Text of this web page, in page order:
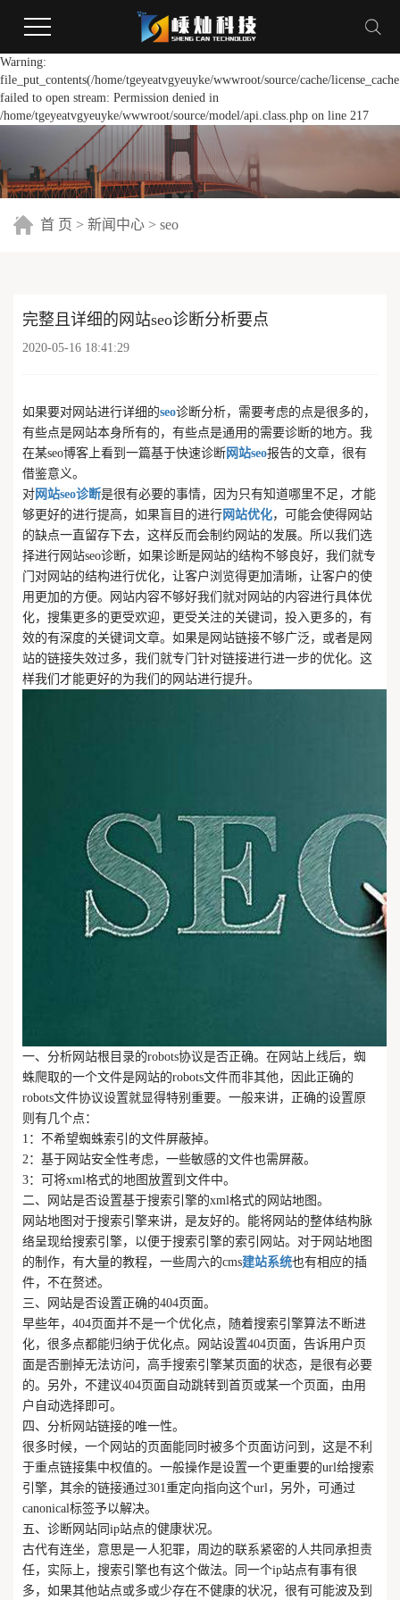
Warning:
file_put_contents(/home/tgeyeatvgyeuyke/wwwroot/source/cache/
failed to open stream: Permission denied in
/home/tgeyeatvgyeuyke/wwwroot/source/model/api.class.php on line 217
首 页 > 新闻中心 > seo
完整且详细的网站seo诊断分析要点
2020-05-16 18:41:29
如果要对网站进行详细的seo诊断分析，需要考虑的点是很多的，
有些点是网站本身所有的，有些点是通用的需要诊断的地方。我
在某seo博客上看到一篇基于快速诊断网站seo报告的文章，很有
借鉴意义。
对网站seo诊断是很有必要的事情，因为只有知道哪里不足，才能
够更好的进行提高，如果盲目的进行网站优化，可能会使得网站
的缺点一直留存下去，这样反而会制约网站的发展。所以我们选
择进行网站seo诊断，如果诊断是网站的结构不够良好，我们就专
门对网站的结构进行优化，让客户浏览得更加清晰，让客户的使
用更加的方便。网站内容不够好我们就对网站的内容进行具体优
化，搜集更多的更受欢迎，更受关注的关键词，投入更多的，有
效的有深度的关键词文章。如果是网站链接不够广泛，或者是网
站的链接失效过多，我们就专门针对链接进行进一步的优化。这
样我们才能更好的为我们的网站进行提升。
一、分析网站根目录的robots协议是否正确。在网站上线后，蜘
蛛爬取的一个文件是网站的robots文件而非其他，因此正确的
robots文件协议设置就显得特别重要。一般来讲，正确的设置原
则有几个点：
1：不希望蜘蛛索引的文件屏蔽掉。
2：基于网站安全性考虑，一些敏感的文件也需屏蔽。
3：可将xml格式的地图放置到文件中。
二、网站是否设置基于搜索引擎的xml格式的网站地图。
网站地图对于搜索引擎来讲，是友好的。能将网站的整体结构脉
络呈现给搜索引擎，以便于搜索引擎的索引网站。对于网站地图
的制作，有大量的教程，一些周六的cms建站系统也有相应的插
件，不在赘述。
三、网站是否设置正确的404页面。
早些年，404页面并不是一个优化点，随着搜索引擎算法不断进
化，很多点都能归纳于优化点。网站设置404页面，告诉用户页
面是否删掉无法访问，高手搜索引擎某页面的状态，是很有必要
的。另外，不建议404页面自动跳转到首页或某一个页面，由用
户自动选择即可。
四、分析网站链接的唯一性。
很多时候，一个网站的页面能同时被多个页面访问到，这是不利
于重点链接集中权值的。一般操作是设置一个更重要的url给搜索
引擎，其余的链接通过301重定向指向这个url，另外，可通过
canonical标签予以解决。
五、诊断网站同ip站点的健康状况。
古代有连坐，意思是一人犯罪，周边的联系紧密的人共同承担责
任，实际上，搜索引擎也有这个做法。同一个ip站点有事有很
多，如果其他站点或多或少存在不健康的状况，很有可能波及到